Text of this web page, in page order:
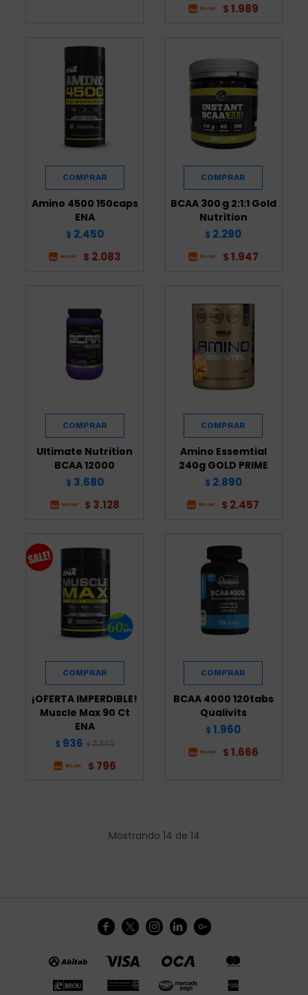
$ 1.989
Amino 4500 150caps
ENA
$ 2.450
$ 2.083
BCAA 300 g 2:1:1 Gold
Nutrition
$ 2.290
$ 1.947
Ultimate Nutrition
BCAA 12000
$ 3.680
$ 3.128
Amino Essemtial
240g GOLD PRIME
$ 2.890
$ 2.457
¡OFERTA IMPERDIBLE!
Muscle Max 90 Ct
ENA
$ 936 $ 2.340
$ 796
BCAA 4000 120tabs
Qualivits
$ 1.960
$ 1.666
Mostrando 14 de 14
    